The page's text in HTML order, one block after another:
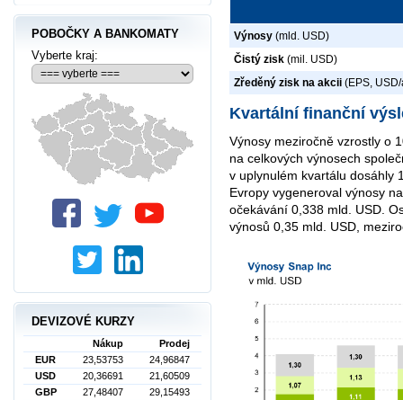
Výnosy (mld. USD)
Čistý zisk (mil. USD)
Zředěný zisk na akcii (EPS,
Kvartální finanční
Výnosy meziročně vzrostly o
na celkových výnosech
v uplynulém kvartálu dosáhly
Evropy vygeneroval výnosy
očekávání 0,338 mld. USD.
výnosů 0,35 mld. USD,
POBOČKY A BANKOMATY
Vyberte kraj:
DEVIZOVÉ KURZY
Nákup
Prodej
EUR
23,53753
24,96847
USD
20,36691
21,60509
GBP
27,48407
29,15493